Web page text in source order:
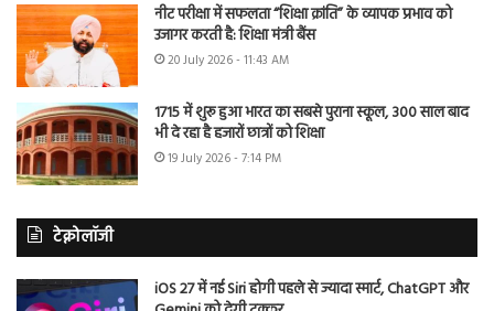
नीट परीक्षा में सफलता “शिक्षा क्रांति” के व्यापक प्रभाव को
उजागर करती है: शिक्षा मंत्री बैंस
20 July 2026 - 11:43 AM
1715 में शुरू हुआ भारत का सबसे पुराना स्कूल, 300 साल बाद
भी दे रहा है हजारों छात्रों को शिक्षा
19 July 2026 - 7:14 PM
टेक्नोलॉजी
iOS 27 में नई Siri होगी पहले से ज्यादा स्मार्ट, ChatGPT और